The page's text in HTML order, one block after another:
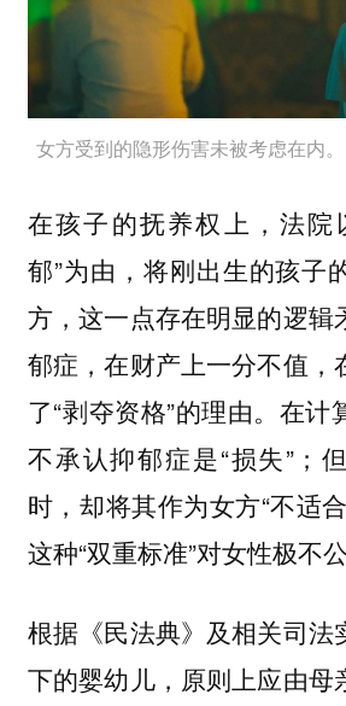
女方受到的隐形伤害未被考虑在内。
在孩子的抚养权上，法院
郁”为由，将刚出生的孩子
方，这一点存在明显的逻辑
郁症，在财产上一分不值，
了“剥夺资格”的理由。在计
不承认抑郁症是“损失”；
时，却将其作为女方“不适合
这种“双重标准”对女性极不公
根据《民法典》及相关司法
下的婴幼儿，原则上应由母